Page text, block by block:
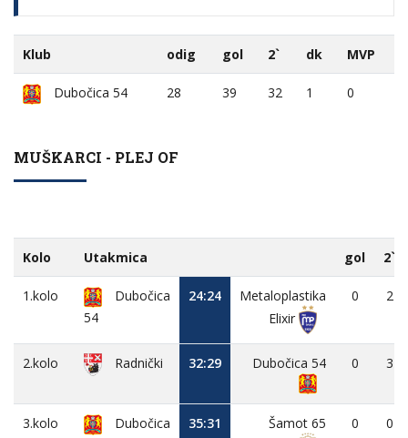
Klub odig gol 2` dk MVP
Dubočica 54 28 39 32 1 0
MUŠKARCI - PLEJ OF
Kolo Utakmica gol 2`
1.kolo
Dubočica
54
24:24
Metaloplastika
Elixir
0 2
2.kolo Radnički 32:29 Dubočica 54 0 3
3.kolo
Dubočica
35:31 Šamot 65 0 0